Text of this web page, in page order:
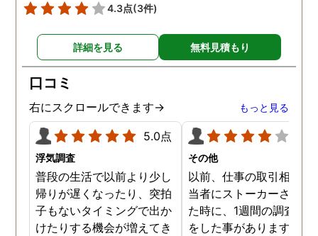
4.3点(3件)
詳細を見る 無料見積もり
口コミ
右にスクロールできます→ もっと見る
5.0点
浮気調査
普段の生活で以前より少し
帰りが遅くなったり、突拍
子もないタイミングで出か
けたりする機会が増えてき
その他
以前、仕事の取引相手の
当者にストーカーされて
た時に、1週間の調査依頼
をした事があります。親